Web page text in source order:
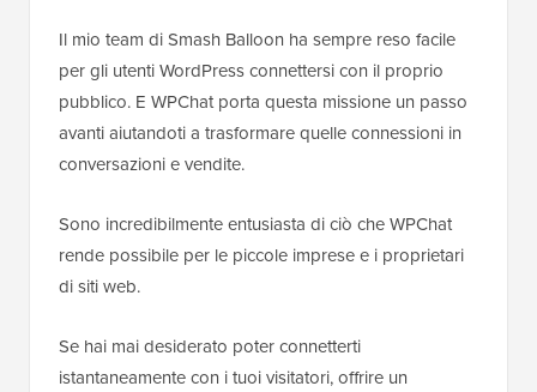
Il mio team di Smash Balloon ha sempre reso facile
per gli utenti WordPress connettersi con il proprio
pubblico. E WPChat porta questa missione un passo
avanti aiutandoti a trasformare quelle connessioni in
conversazioni e vendite.
Sono incredibilmente entusiasta di ciò che WPChat
rende possibile per le piccole imprese e i proprietari
di siti web.
Se hai mai desiderato poter connetterti
istantaneamente con i tuoi visitatori, offrire un